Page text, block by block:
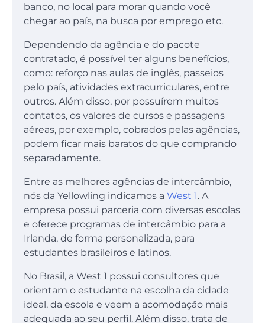
banco, no local para morar quando você
chegar ao país, na busca por emprego etc.
Dependendo da agência e do pacote
contratado, é possível ter alguns benefícios,
como: reforço nas aulas de inglês, passeios
pelo país, atividades extracurriculares, entre
outros. Além disso, por possuírem muitos
contatos, os valores de cursos e passagens
aéreas, por exemplo, cobrados pelas agências,
podem ficar mais baratos do que comprando
separadamente.
Entre as melhores agências de intercâmbio,
nós da Yellowling indicamos a West 1. A
empresa possui parceria com diversas escolas
e oferece programas de intercâmbio para a
Irlanda, de forma personalizada, para
estudantes brasileiros e latinos.
No Brasil, a West 1 possui consultores que
orientam o estudante na escolha da cidade
ideal, da escola e veem a acomodação mais
adequada ao seu perfil. Além disso, trata de